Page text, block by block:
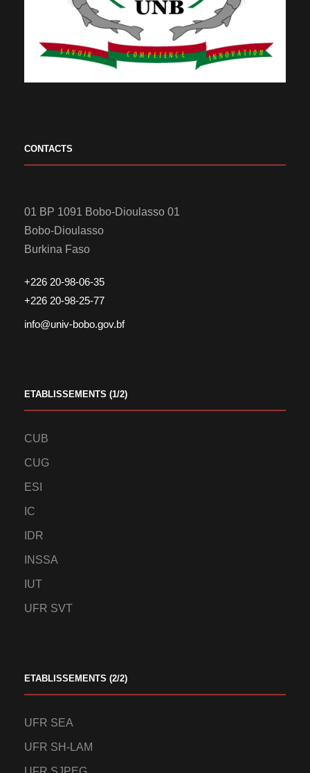
CONTACTS
01 BP 1091 Bobo-Dioulasso 01
Bobo-Dioulasso
Burkina Faso
+226 20-98-06-35
+226 20-98-25-77
info@univ-bobo.gov.bf
ETABLISSEMENTS (1/2)
CUB
CUG
ESI
IC
IDR
INSSA
IUT
UFR SVT
ETABLISSEMENTS (2/2)
UFR SEA
UFR SH-LAM